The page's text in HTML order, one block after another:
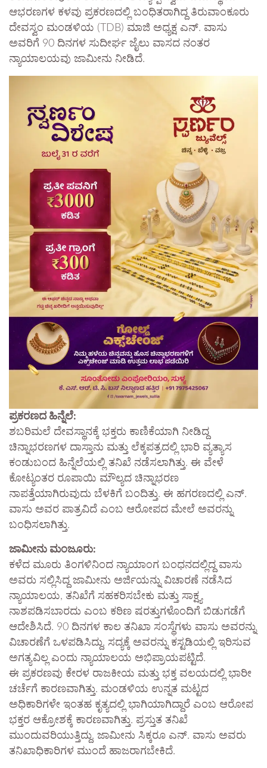
ಆಭರಣಗಳ ಕಳವು ಪ್ರಕರಣದಲ್ಲಿ ಬಂಧಿತರಾಗಿದ್ದ ತಿರುವಾಂಕೂರು
ದೇವಸ್ವಂ ಮಂಡಳಿಯ (TDB) ಮಾಜಿ ಅಧ್ಯಕ್ಷ ಎನ್. ವಾಸು
ಅವರಿಗೆ 90 ದಿನಗಳ ಸುದೀರ್ಘ ಜೈಲು ವಾಸದ ನಂತರ
ನ್ಯಾಯಾಲಯವು ಜಾಮೀನು ನೀಡಿದೆ.
ಪ್ರಕರಣದ ಹಿನ್ನೆಲೆ:
ಶಬರಿಮಲೆ ದೇವಸ್ಥಾನಕ್ಕೆ ಭಕ್ತರು ಕಾಣಿಕೆಯಾಗಿ ನೀಡಿದ್ದ
ಚಿನ್ನಾಭರಣಗಳ ದಾಸ್ತಾನು ಮತ್ತು ಲೆಕ್ಕಪತ್ರದಲ್ಲಿ ಭಾರಿ ವ್ಯತ್ಯಾಸ
ಕಂಡುಬಂದ ಹಿನ್ನೆಲೆಯಲ್ಲಿ ತನಿಖೆ ನಡೆಸಲಾಗಿತ್ತು. ಈ ವೇಳೆ
ಕೋಟ್ಯಂತರ ರೂಪಾಯಿ ಮೌಲ್ಯದ ಚಿನ್ನಾಭರಣ
ನಾಪತ್ತೆಯಾಗಿರುವುದು ಬೆಳಕಿಗೆ ಬಂದಿತ್ತು. ಈ ಹಗರಣದಲ್ಲಿ ಎನ್.
ವಾಸು ಅವರ ಪಾತ್ರವಿದೆ ಎಂಬ ಆರೋಪದ ಮೇಲೆ ಅವರನ್ನು
ಬಂಧಿಸಲಾಗಿತ್ತು.
ಜಾಮೀನು ಮಂಜೂರು:
ಕಳೆದ ಮೂರು ತಿಂಗಳಿನಿಂದ ನ್ಯಾಯಾಂಗ ಬಂಧನದಲ್ಲಿದ್ದ ವಾಸು
ಅವರು ಸಲ್ಲಿಸಿದ್ದ ಜಾಮೀನು ಅರ್ಜಿಯನ್ನು ವಿಚಾರಣೆ ನಡೆಸಿದ
ನ್ಯಾಯಾಲಯ, ತನಿಖೆಗೆ ಸಹಕರಿಸಬೇಕು ಮತ್ತು ಸಾಕ್ಷ್ಯ
ನಾಶಪಡಿಸಬಾರದು ಎಂಬ ಕಠಿಣ ಷರತ್ತುಗಳೊಂದಿಗೆ ಬಿಡುಗಡೆಗೆ
ಆದೇಶಿಸಿದೆ. 90 ದಿನಗಳ ಕಾಲ ತನಿಖಾ ಸಂಸ್ಥೆಗಳು ವಾಸು ಅವರನ್ನು
ವಿಚಾರಣೆಗೆ ಒಳಪಡಿಸಿದ್ದು, ಸದ್ಯಕ್ಕೆ ಅವರನ್ನು ಕಸ್ಟಡಿಯಲ್ಲಿ ಇರಿಸುವ
ಅಗತ್ಯವಿಲ್ಲ ಎಂದು ನ್ಯಾಯಾಲಯ ಅಭಿಪ್ರಾಯಪಟ್ಟಿದೆ.
ಈ ಪ್ರಕರಣವು ಕೇರಳ ರಾಜಕೀಯ ಮತ್ತು ಭಕ್ತ ವಲಯದಲ್ಲಿ ಭಾರೀ
ಚರ್ಚೆಗೆ ಕಾರಣವಾಗಿತ್ತು. ಮಂಡಳಿಯ ಉನ್ನತ ಮಟ್ಟದ
ಅಧಿಕಾರಿಗಳೇ ಇಂತಹ ಕೃತ್ಯದಲ್ಲಿ ಭಾಗಿಯಾಗಿದ್ದಾರೆ ಎಂಬ ಆರೋಪ
ಭಕ್ತರ ಆಕ್ರೋಶಕ್ಕೆ ಕಾರಣವಾಗಿತ್ತು. ಪ್ರಸ್ತುತ ತನಿಖೆ
ಮುಂದುವರಿಯುತ್ತಿದ್ದು, ಜಾಮೀನು ಸಿಕ್ಕರೂ ಎನ್. ವಾಸು ಅವರು
ತನಿಖಾಧಿಕಾರಿಗಳ ಮುಂದೆ ಹಾಜರಾಗಬೇಕಿದೆ.